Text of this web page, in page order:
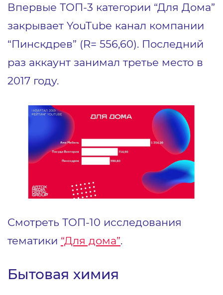
Впервые ТОП-3 категории “Для Дома”
закрывает YouTube канал компании
“Пинскдрев” (R= 556,60). Последний
раз аккаунт занимал третье место в
2017 году.
Смотреть ТОП-10 исследования
тематики “Для дома”.
Бытовая химия